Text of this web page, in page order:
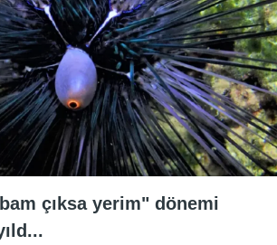
çıksa yerim" dönemi